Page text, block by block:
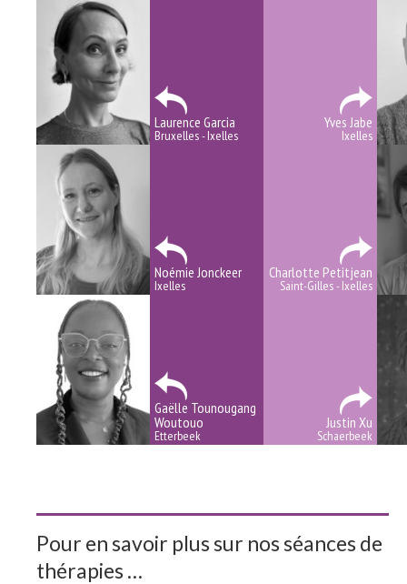
Laurence Garcia
Bruxelles - Ixelles
Yves Jabe
Ixelles
Noémie Jonckeer
Ixelles
Charlotte Petitjean
Saint-Gilles - Ixelles
Gaëlle Tounougang
Woutouo
Etterbeek
Justin Xu
Schaerbeek
Pour en savoir plus sur nos séances de
thérapies …